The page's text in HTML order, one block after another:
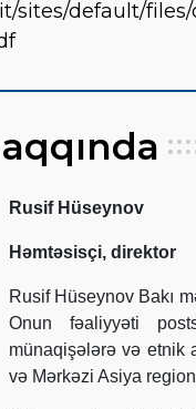
sites/default/
Rusif Hüseynov
Həmtəsisçi, direktor
Rusif Hüseynov Bakı
Onun fəaliyyəti
münaqişələrə və etnik
və Mərkəzi Asiya